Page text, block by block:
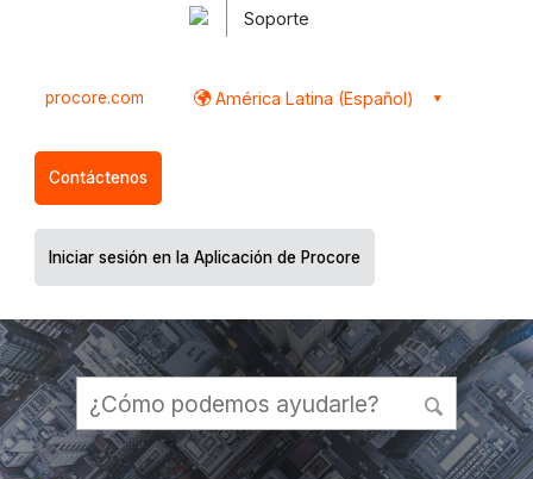
Soporte
procore.com América Latina (Español)
Contáctenos
Iniciar sesión en la Aplicación de Procore